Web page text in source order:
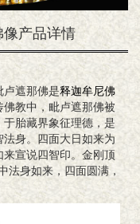
像产品详情
卢遮那佛是释迦牟尼佛
教中，毗卢遮那佛被
于胎藏界象征理德，是
身。四面大日如来为
宣说四智印。金刚顶
法身如来，四面圆满，